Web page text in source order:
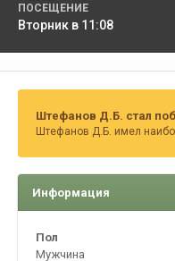
ПОСЕЩЕНИЕ
Вторник в 11:08
Штефанов Д.Б. стал
Штефанов Д.Б. имел
Информация
Пол
Мужчина